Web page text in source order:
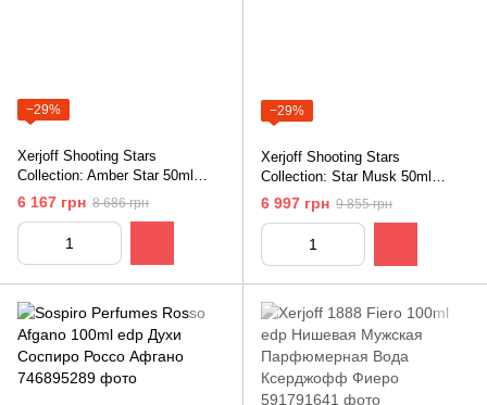
−29%
Xerjoff Shooting Stars
Collection: Amber Star 50ml
Ксерджофф Амбер Стар
6 167 грн 8 686 грн
−29%
Xerjoff Shooting Stars
Collection: Star Musk 50ml
Ксерджофф Стар Маск Tester
6 997 грн 9 855 грн